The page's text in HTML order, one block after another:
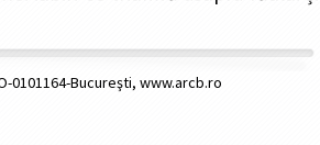
0101164-Bucureşti, www.arcb.ro